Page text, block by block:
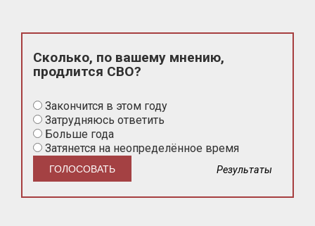
Сколько, по вашему мнению,
продлится СВО?
Закончится в этом году
Затрудняюсь ответить
Больше года
Затянется на неопределённое время
Результаты